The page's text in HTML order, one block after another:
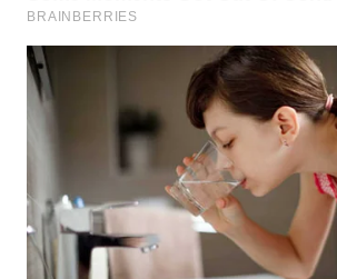
DANAU
WN
LANGKAT
WN